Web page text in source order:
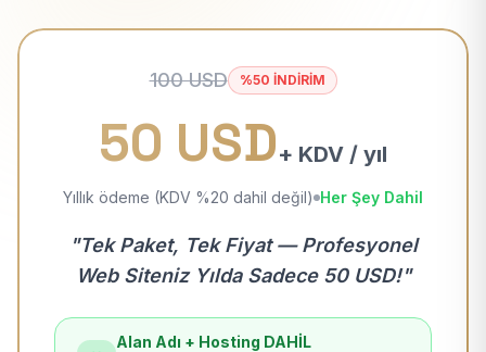
100 USD %50 İNDİRİM
50 USD+ KDV / yıl
Yıllık ödeme (KDV %20 dahil değil) Her Şey Dahil
"Tek Paket, Tek Fiyat — Profesyonel
Web Siteniz Yılda Sadece 50 USD!"
Alan Adı + Hosting DAHİL